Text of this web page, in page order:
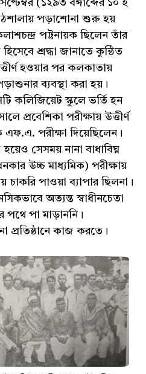
(১২৯৩ বঙ্গাব্দের ১০ ই
পড়াশোনা শুরু হয়
পট্টনায়ক ছিলেন তাঁর
শ্রদ্ধা জানাতে কুন্ঠিত
হওয়ার পর কলকাতায়
ব্যবস্থা করা হয়।
কলিজিয়েট স্কুলে ভর্তি হন
প্রবেশিকা পরীক্ষায় উত্তীর্ণ
পরীক্ষা দিয়েছিলেন।
সেসময় নানা বাধাবিঘ্ন
উচ্চ মাধ্যমিক) পরীক্ষায়
পাওয়া ব্যাপার ছিলনা।
অত্যন্ত স্বাধীনচেতা
পথে পা মাড়াননি।
প্রতিষ্ঠানে কাজ করতে।